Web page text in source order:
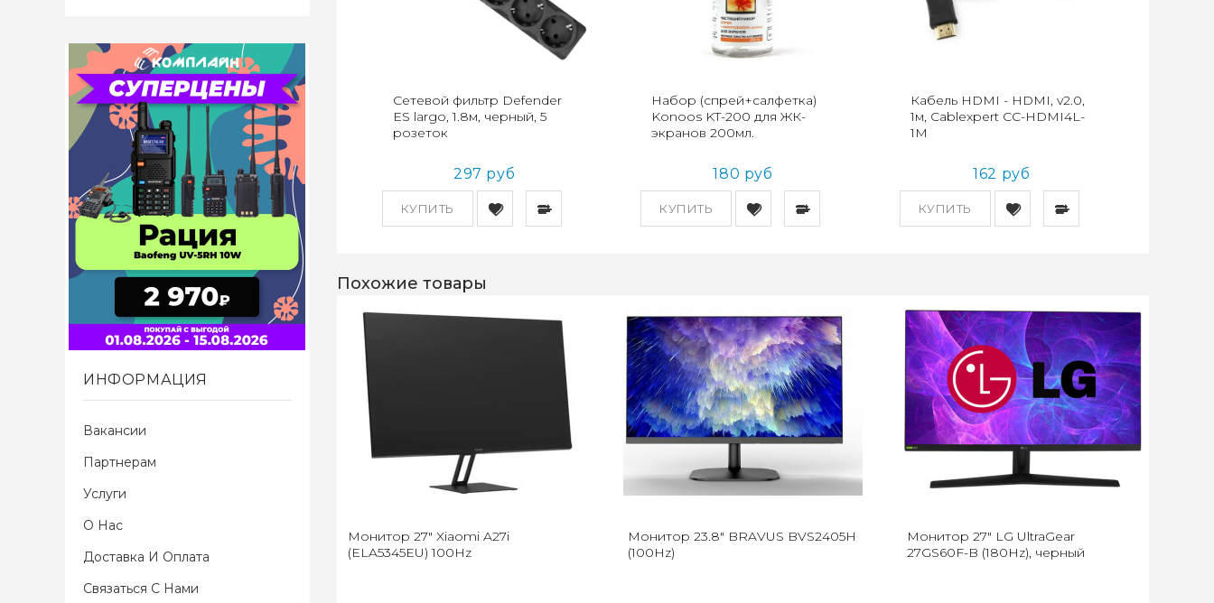
ИНФОРМАЦИЯ
Вакансии
Партнерам
Услуги
О Нас
Доставка И Оплата
Связаться С Нами
КУПИТЬ
Сетевой фильтр Defender
ES largo, 1.8м, черный, 5
розеток
297 руб
КУПИТЬ
Набор (спрей+салфетка)
Konoos KT-200 для ЖК-
экранов 200мл.
180 руб
КУПИТЬ
Кабель HDMI - HDMI, v2.0,
1м, Cablexpert CC-HDMI4L-
1M
162 руб
Похожие товары
Монитор 27" Xiaomi A27i
(ELA5345EU) 100Hz
Монитор 23.8" BRAVUS BVS2405H
(100Hz)
Монитор 27" LG UltraGear
27GS60F-B (180Hz), черный